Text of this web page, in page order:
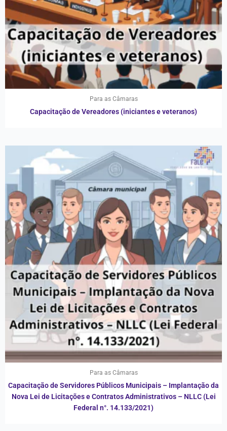
Para as Câmaras
Capacitação de Vereadores (iniciantes e veteranos)
Para as Câmaras
Capacitação de Servidores Públicos Municipais – Implantação da
Nova Lei de Licitações e Contratos Administrativos – NLLC (Lei
Federal n°. 14.133/2021)